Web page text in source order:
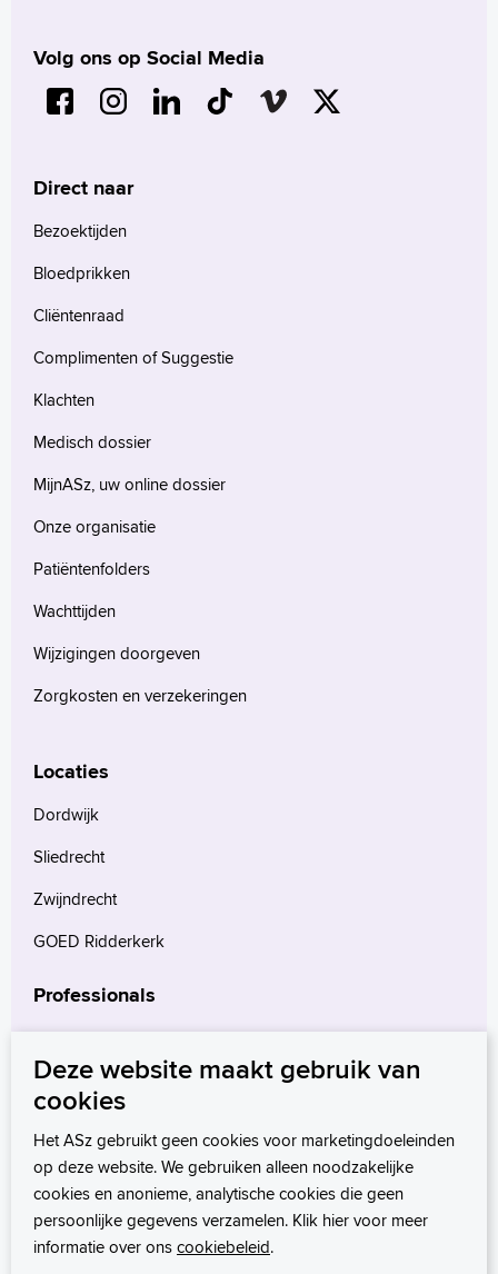
Volg ons op Social Media
Direct naar
Bezoektijden
Bloedprikken
Cliëntenraad
Complimenten of Suggestie
Klachten
Medisch dossier
MijnASz, uw online dossier
Onze organisatie
Patiëntenfolders
Wachttijden
Wijzigingen doorgeven
Zorgkosten en verzekeringen
Locaties
Dordwijk
Sliedrecht
Zwijndrecht
GOED Ridderkerk
Professionals
Verwijzers
Wetenschappelijk onderzoek
Deze website maakt gebruik van
cookies
Het ASz gebruikt geen cookies voor marketingdoeleinden
op deze website. We gebruiken alleen noodzakelijke
cookies en anonieme, analytische cookies die geen
persoonlijke gegevens verzamelen. Klik hier voor meer
informatie over onscookiebeleid.